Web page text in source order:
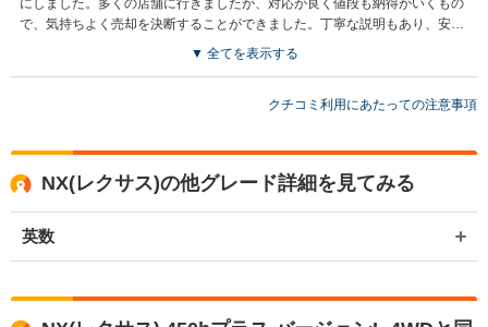
で、気持ちよく売却を決断することができました。丁寧な説明もあり、安心
▼ 全てを表示する
クチコミ利用にあたっての注意事項
NX(レクサス)の他グレード詳細を見てみる
英数